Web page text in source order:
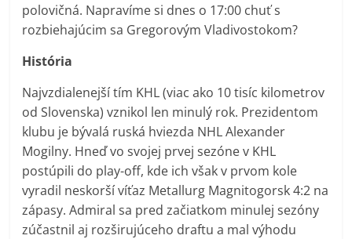
polovičná. Napravíme si dnes o 17:00 chuť s
rozbiehajúcim sa Gregorovým Vladivostokom?
História
Najvzdialenejší tím KHL (viac ako 10 tisíc kilometrov
od Slovenska) vznikol len minulý rok. Prezidentom
klubu je bývalá ruská hviezda NHL Alexander
Mogilny. Hneď vo svojej prvej sezóne v KHL
postúpili do play-off, kde ich však v prvom kole
vyradil neskorší víťaz Metallurg Magnitogorsk 4:2 na
zápasy. Admiral sa pred začiatkom minulej sezóny
zúčastnil aj rozširujúceho draftu a mal výhodu